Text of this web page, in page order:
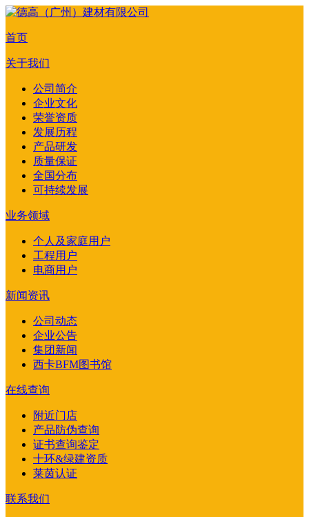
首页
关于我们
公司简介
企业文化
荣誉资质
发展历程
产品研发
质量保证
全国分布
可持续发展
业务领域
个人及家庭用户
工程用户
电商用户
新闻资讯
公司动态
企业公告
集团新闻
西卡BFM图书馆
在线查询
附近门店
产品防伪查询
证书查询鉴定
十环&绿建资质
莱茵认证
联系我们